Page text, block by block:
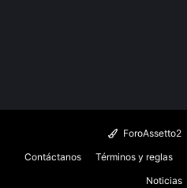
ForoAssetto2
Contáctanos
Términos y reglas
Noticias